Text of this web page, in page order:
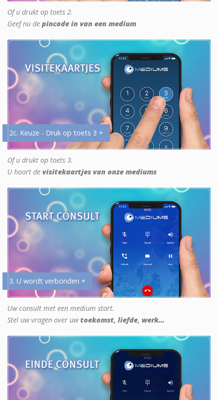
Of u drukt op toets 2.
Geef nu de pincode in van een medium
2c. Keuze - Druk op toets 3 +
Of u drukt op toets 3.
U hoort de visitekaartjes van onze mediums
3. U wordt verbonden +
Uw consult met een medium start.
Stel uw vragen over uwtoekomst, liefde, werk...